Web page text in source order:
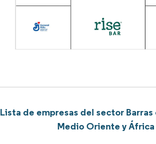
Lista de empresas del sector
Medio Oriente y África